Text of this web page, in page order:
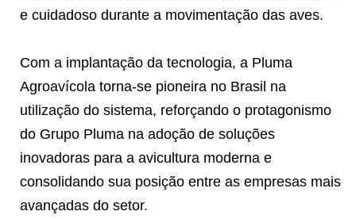
e cuidadoso durante a movimentação das aves.
Com a implantação da tecnologia, a Pluma
Agroavícola torna-se pioneira no Brasil na
utilização do sistema, reforçando o protagonismo
do Grupo Pluma na adoção de soluções
inovadoras para a avicultura moderna e
consolidando sua posição entre as empresas mais
avançadas do setor.